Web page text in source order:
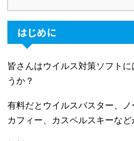
はじめに
皆さんはウイルス対策ソフト
うか？
有料だとウイルスバスター、
カフィー、カスペルスキーなど